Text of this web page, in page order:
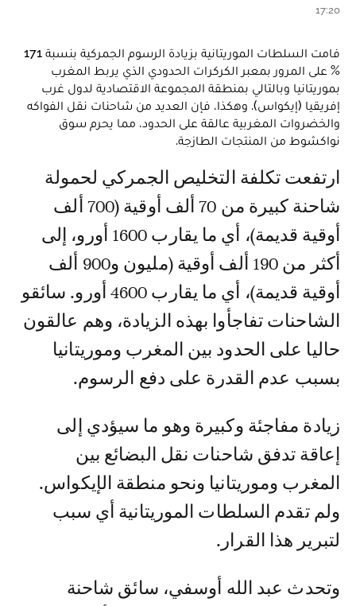
17:20
فامت السلطات الموريتانية بزيادة الرسوم الجمركية بنسبة 171
% على المرور بمعبر الكركرات الحدودي الذي يربط المغرب
بموريتانيا وبالتالي بمنطقة المجموعة الاقتصادية لدول غرب
إفريقيا (إيكواس). وهكذا، فإن العديد من شاحنات نقل الفواكه
والخضروات المغربية عالقة على الحدود، مما يحرم سوق
نواكشوط من المنتجات الطازجة.
ارتفعت تكلفة التخليص الجمركي لحمولة
شاحنة كبيرة من 70 ألف أوقية (700 ألف
أوقية قديمة)، أي ما يقارب 1600 أورو، إلى
أكثر من 190 ألف أوقية (مليون و900 ألف
أوقية قديمة)، أي ما يقارب 4600 أورو. سائقو
الشاحنات تفاجأوا بهذه الزيادة، وهم عالقون
حاليا على الحدود بين المغرب وموريتانيا
بسبب عدم القدرة على دفع الرسوم.
زيادة مفاجئة وكبيرة وهو ما سيؤدي إلى
إعاقة تدفق شاحنات نقل البضائع بين
المغرب وموريتانيا ونحو منطقة الإيكواس.
ولم تقدم السلطات الموريتانية أي سبب
لتبرير هذا القرار.
وتحدث عبد الله أوسفي، سائق شاحنة